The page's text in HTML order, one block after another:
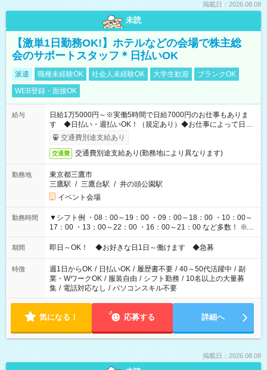
掲載日：2026.08.08
未読
【激単1日勤務OK!】ホテルなどの会場で株主総
会のサポートスタッフ＊日払いOK
派遣 職種未経験OK 社会人未経験OK 大学生歓迎
ブランクOK
WEB登録・面接OK
給与
日給1万5000円～※実働5時間で日給7000円のお仕事もありま
す ◆日払い・週払いOK！（規定あり）◆お仕事によって日給
も異なります
交通費別途支給あり
交通費 交通費別途支給あり(勤務地により異なります)
勤務地
東京都三鷹市
三鷹駅 / 三鷹台駅 / 井の頭公園駅
イベント会場
勤務時間
▼シフト例 ・08：00～19：00 ・09：00～18：00 ・10：00～
17：00 ・13：00～22：00 ・16：00～21：00 など多数！ ※お
仕事により勤務時間が異なります
期間 即日～OK！ ◆お好きな日1日～働けます ◆急募
特徴 週1日からOK / 日払いOK / 履歴書不要 / 40～50代活躍中 / 副
業・WワークOK / 服装自由 / シフト勤務 / 10名以上の大量募
集 / 電話対応なし / パソコンスキル不要
気になる！ 応募する 詳細へ
掲載日：2026.08.08